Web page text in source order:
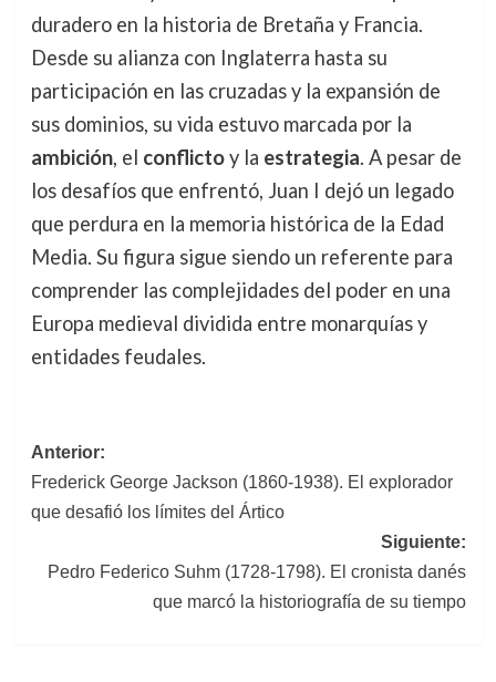
duradero en la historia de Bretaña y Francia.
Desde su alianza con Inglaterra hasta su
participación en las cruzadas y la expansión de
sus dominios, su vida estuvo marcada por la
ambición, el conflictoy la estrategia. A pesar de
los desafíos que enfrentó, Juan I dejó un legado
que perdura en la memoria histórica de la Edad
Media. Su figura sigue siendo un referente para
comprender las complejidades del poder en una
Europa medieval dividida entre monarquías y
entidades feudales.
Navegación
de
entradas
Anterior:
Frederick George Jackson (1860-1938). El explorador
que desafió los límites del Ártico
Siguiente:
Pedro Federico Suhm (1728-1798). El cronista danés
que marcó la historiografía de su tiempo